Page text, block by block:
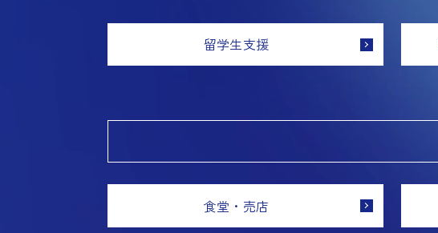
留学生支援
食堂・売店